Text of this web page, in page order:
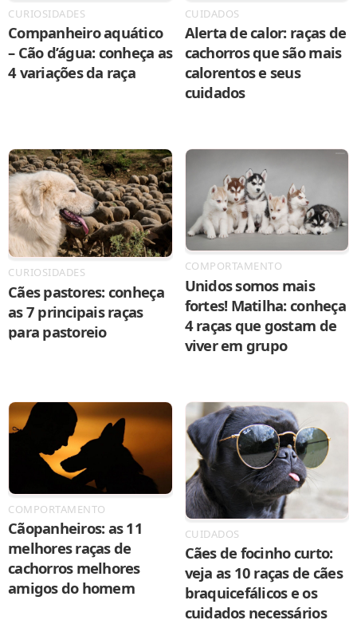
CURIOSIDADES
Companheiro aquático
– Cão d’água: conheça as
4 variações da raça
CUIDADOS
Alerta de calor: raças de
cachorros que são mais
calorentos e seus
cuidados
CURIOSIDADES
Cães pastores: conheça
as 7 principais raças
para pastoreio
COMPORTAMENTO
Unidos somos mais
fortes! Matilha: conheça
4 raças que gostam de
viver em grupo
COMPORTAMENTO
Cãopanheiros: as 11
melhores raças de
cachorros melhores
amigos do homem
CUIDADOS
Cães de focinho curto:
veja as 10 raças de cães
braquicefálicos e os
cuidados necessários